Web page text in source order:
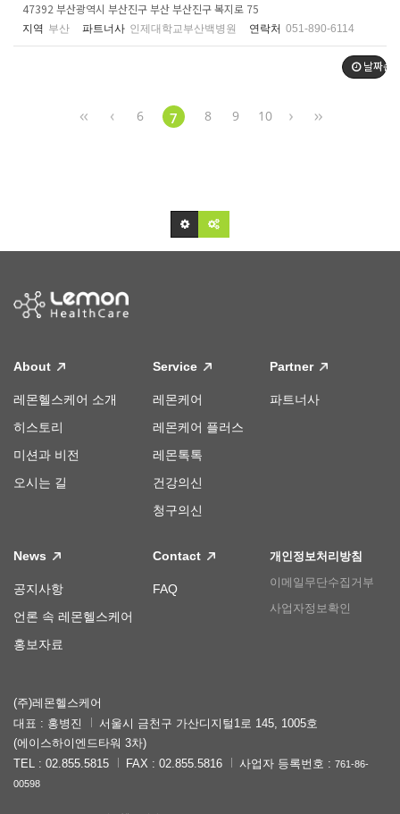
47392 부산광역시 부산진구 부산 부산진구 복지로 75
지역 부산 파트너사 인제대학교부산백병원 연락처 051-890-6114
날짜순
6 7 8 9 10
About
레몬헬스케어 소개
히스토리
미션과 비전
오시는 길
Service
레몬케어
레몬케어 플러스
레몬톡톡
건강의신
청구의신
Partner
파트너사
News
공지사항
언론 속 레몬헬스케어
홍보자료
Contact
FAQ
개인정보처리방침
이메일무단수집거부
사업자정보확인
(주)레몬헬스케어
대표 : 홍병진
서울시 금천구 가산디지털1로 145, 1005호
(에이스하이엔드타워 3차)
TEL : 02.855.5815
FAX : 02.855.5816 사업자 등록번호 : 761-86-
00598